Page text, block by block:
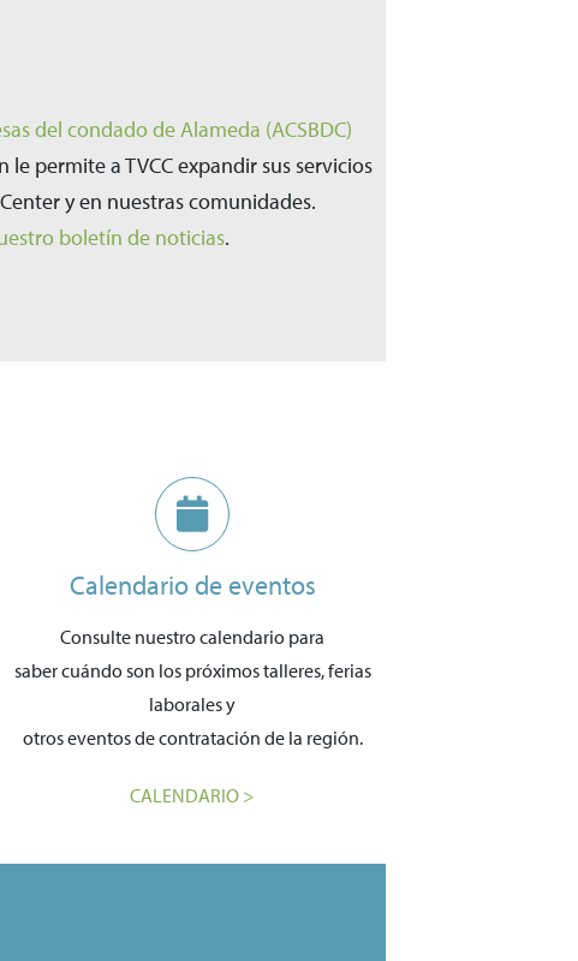
del condado de Alameda (ACSBDC)
permite a TVCC expandir sus servicios
y en nuestras comunidades.
boletín de noticias.
Calendario de eventos
Consulte nuestro calendario para
saber cuándo son los próximos talleres, ferias
laborales y
otros eventos de contratación de la región.
CALENDARIO >